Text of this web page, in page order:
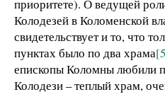
приоритете). О ведущей
Колодезей в Коломенской
свидетельствует и то, что
пунктах было по два храма
епископы Коломны любили
Колодези – теплый храм,